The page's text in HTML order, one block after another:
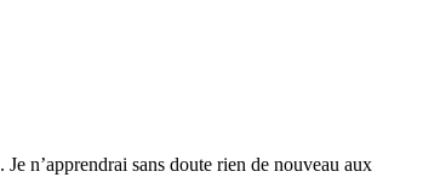
n’apprendrai sans doute rien de nouveau aux